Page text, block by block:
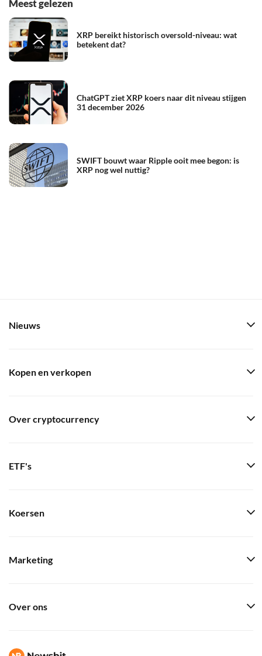
Meest gelezen
XRP bereikt historisch oversold-niveau: wat
betekent dat?
ChatGPT ziet XRP koers naar dit niveau stijgen
31 december 2026
SWIFT bouwt waar Ripple ooit mee begon: is
XRP nog wel nuttig?
Nieuws
Kopen en verkopen
Over cryptocurrency
ETF's
Koersen
Marketing
Over ons